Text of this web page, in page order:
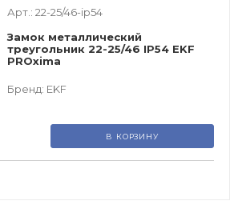
Арт.: 22-25/46-ip54
Замок металлический
треугольник 22-25/46 IP54 EKF
PROxima
Бренд: EKF
В КОРЗИНУ